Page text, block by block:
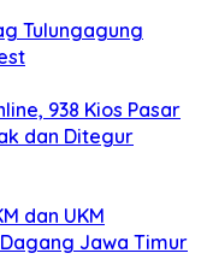
Tulungagung
938 Kios Pasar
dan Ditegur
dan UKM
Jawa Timur